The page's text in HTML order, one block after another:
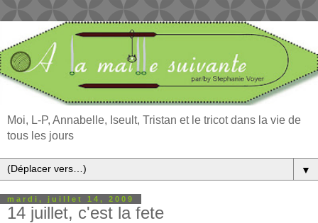
Moi, L-P, Annabelle, Iseult, Tristan et le tricot dans la vie de
tous les jours
▼
mardi, juillet 14, 2009
14 juillet, c'est la fete